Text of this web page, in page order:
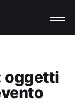
oggetti